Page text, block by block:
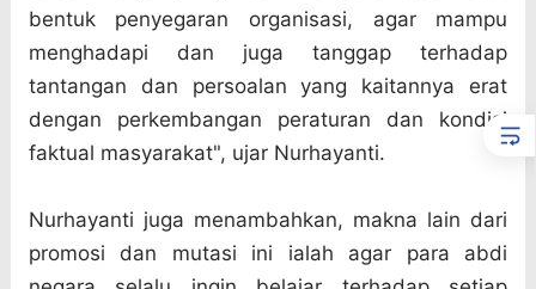
bentuk penyegaran organisasi, agar mampu
menghadapi dan juga tanggap terhadap
tantangan dan persoalan yang kaitannya erat
dengan perkembangan peraturan dan kondisi
faktual masyarakat", ujar Nurhayanti.
Nurhayanti juga menambahkan, makna lain dari
promosi dan mutasi ini ialah agar para abdi